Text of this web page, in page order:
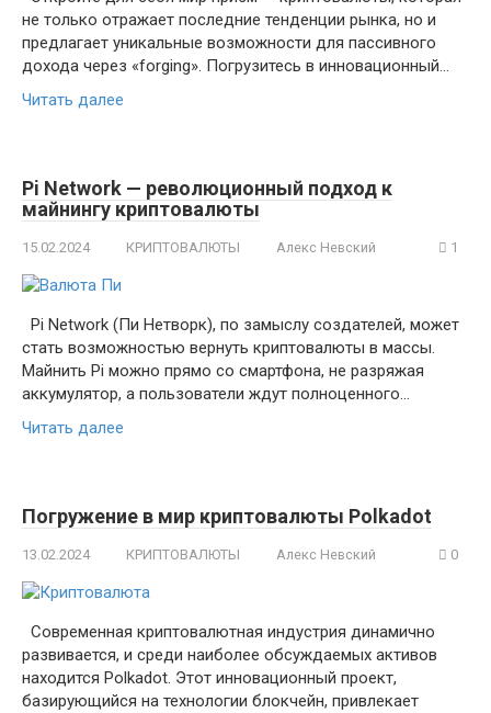
не только отражает последние тенденции рынка, но и
предлагает уникальные возможности для пассивного
дохода через «forging». Погрузитесь в инновационный…
Читать далее
Pi Network — революционный подход к
майнингу криптовалюты
15.02.2024 КРИПТОВАЛЮТЫ Алекс Невский 1
Pi Network (Пи Нетворк), по замыслу создателей, может
стать возможностью вернуть криптовалюты в массы.
Майнить Pi можно прямо со смартфона, не разряжая
аккумулятор, а пользователи ждут полноценного…
Читать далее
Погружение в мир криптовалюты Polkadot
13.02.2024 КРИПТОВАЛЮТЫ Алекс Невский 0
Современная криптовалютная индустрия динамично
развивается, и среди наиболее обсуждаемых активов
находится Polkadot. Этот инновационный проект,
базирующийся на технологии блокчейн, привлекает